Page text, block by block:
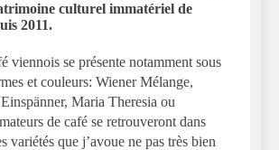
culturel immatériel de
2011.
viennois se présente notamment sous
et couleurs: Wiener Mélange,
Maria Theresia ou
de café se retrouveront dans
variétés que j’avoue ne pas très bien